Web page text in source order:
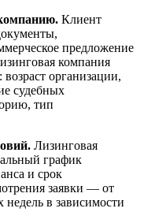
Клиент
предложение
компания
организации,
судебных
тип
Лизинговая
график
и срок
заявки — от
недель в зависимости